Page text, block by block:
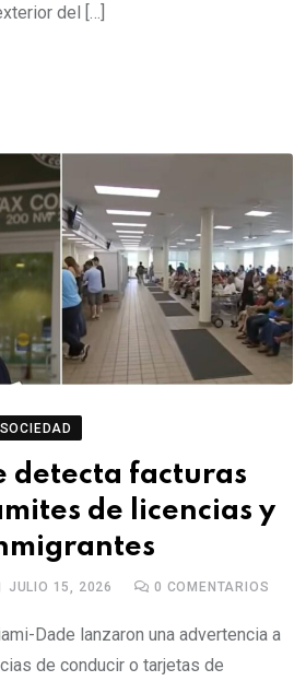
del […]
SOCIEDAD
detecta facturas
de licencias y
JULIO 15, 2026 0 COMENTARIOS
Dade lanzaron una advertencia a
de conducir o tarjetas de